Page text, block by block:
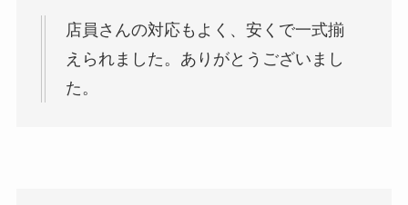
店員さんの対応もよく、安くで一式揃
えられました。ありがとうございまし
た。